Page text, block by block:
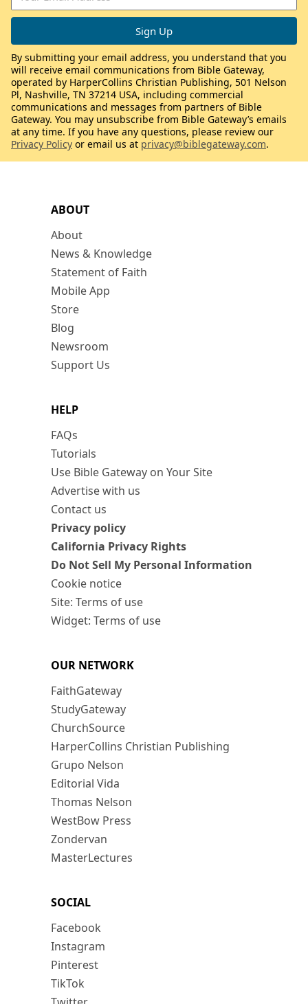
ABOUT
About
News & Knowledge
Statement of Faith
Mobile App
Store
Blog
Newsroom
Support Us
HELP
FAQs
Tutorials
Use Bible Gateway on Your Site
Advertise with us
Contact us
Privacy policy
California Privacy Rights
Do Not Sell My Personal Information
Cookie notice
Site: Terms of use
Widget: Terms of use
OUR NETWORK
FaithGateway
StudyGateway
ChurchSource
HarperCollins Christian Publishing
Grupo Nelson
Editorial Vida
Thomas Nelson
WestBow Press
Zondervan
MasterLectures
SOCIAL
Facebook
Instagram
Pinterest
TikTok
By submitting your email address, you understand that you
will receive email communications from Bible Gateway,
operated by HarperCollins Christian Publishing, 501 Nelson
Pl, Nashville, TN 37214 USA, including commercial
communications and messages from partners of Bible
Gateway. You may unsubscribe from Bible Gateway’s emails
at any time. If you have any questions, please review our
Privacy Policy or email us at privacy@biblegateway.com.